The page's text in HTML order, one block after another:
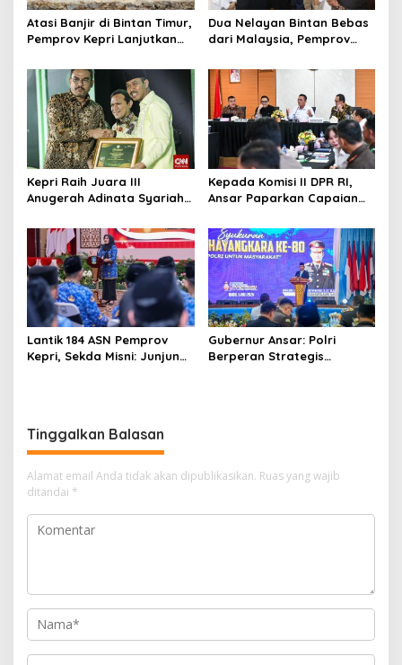
Atasi Banjir di Bintan Timur,
Pemprov Kepri Lanjutkan
di Kampung Purwodadi
Dua Nelayan Bintan Bebas
dari Malaysia, Pemprov
ke Tanah Air
Kepri Raih Juara III
Anugerah Adinata Syariah
Syariah
Kepada Komisi II DPR RI,
Ansar Paparkan Capaian
Lantik 184 ASN Pemprov
Kepri, Sekda Misni: Junjung
Gubernur Ansar: Polri
Berperan Strategis
Tinggalkan Balasan
Alamat email Anda tidak akan dipublikasikan. Ruas yang wajib
ditandai *